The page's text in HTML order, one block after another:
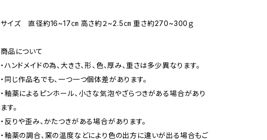
サイズ 直径約16~17㎝ 高さ約２~2.5㎝ 重さ約270~300ｇ
商品について
・ハンドメイドの為、大きさ、形、色、厚み、重さは多少異なります。
・同じ作品名でも、一つ一つ個体差があります。
・釉薬によるピンホール、小さな気泡やざらつきがある場合があり
ます。
・反りや歪み、かたつきがある場合があります。
・釉薬の調合、窯の温度などにより色の出方に違いが出る場合もご